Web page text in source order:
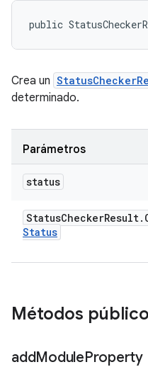
public
Crea un
determinado.
Parámetros
status
StatusCheckerResult.
Status
Métodos
addModuleProperty